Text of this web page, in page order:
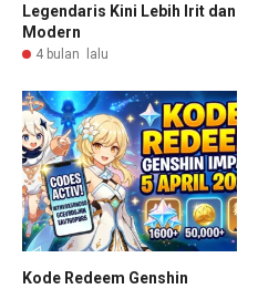
Legendaris Kini Lebih Irit dan
Modern
4 bulan lalu
Kode Redeem Genshin